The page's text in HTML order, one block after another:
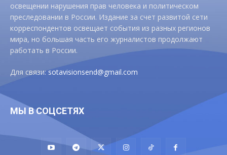
освещении нарушения прав человека и политическом
преследовании в России. Издание за счет развитой сети
корреспондентов освещает события из разных регионов
мира, но большая часть его журналистов продолжают
работать в России.
Для связи:sotavisionsend@gmail.com
МЫ В СОЦСЕТЯХ